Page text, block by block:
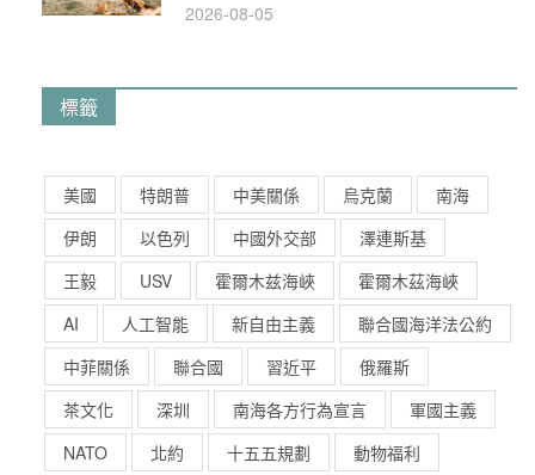
2026-08-05
標籤
美國 特朗普 中美關係 烏克蘭
南海
伊朗
以色列 中國外交部
澤連斯基
王毅
USV 霍爾木兹海峽
霍爾木茲海峽
AI
人工智能 新自由主義
聯合國海洋法公約
中菲關係
聯合國 習近平
俄羅斯
茶文化
深圳 南海各方行為宣言
軍國主義
NATO
北約 十五五規劃 動物福利